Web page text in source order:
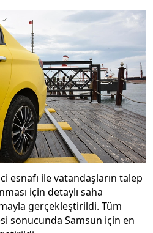
esnafı ile vatandaşların talep
için detaylı saha
gerçekleştirildi. Tüm
sonucunda Samsun için en